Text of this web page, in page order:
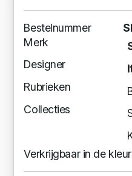
Bestelnummer
Merk
Designer
Rubrieken
Collecties
Verkrijgbaar in de